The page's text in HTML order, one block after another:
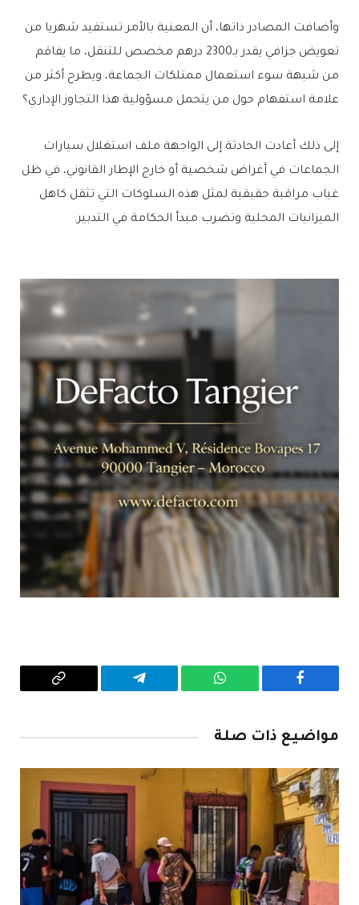
وأضافت المصادر ذاتها، أن المعنية بالأمر تستفيد شهريا من
تعويض جزافي يقدر بـ2300 درهم مخصص للتنقل، ما يفاقم
من شبهة سوء استعمال ممتلكات الجماعة، ويطرح أكثر من
علامة استفهام حول من يتحمل مسؤولية هذا التجاوز الإداري؟
إلى ذلك أعادت الحادثة إلى الواجهة ملف استغلال سيارات
الجماعات في أغراض شخصية أو خارج الإطار القانوني، في ظل
غياب مراقبة حقيقية لمثل هذه السلوكات التي تثقل كاهل
الميزانيات المحلية وتضرب مبدأ الحكامة في التدبير.
فيسبوك واتساب تيلقرام
Copy
مواضيع ذات صلة